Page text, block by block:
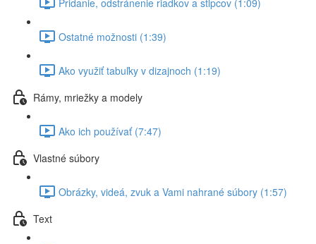
Ostatné možnosti (1:39)
Ako využiť tabuľky v dizajnoch (1:19)
Rámy, mriežky a modely
Ako ich používať (7:47)
Vlastné súbory
Obrázky, videá, zvuk a Vami nahrané súbory (1:57)
Text